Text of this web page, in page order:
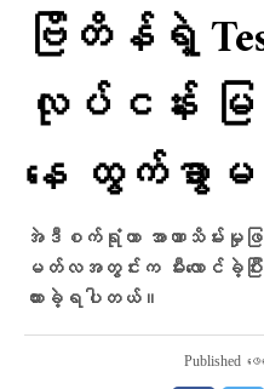
ဗြိတိန်ရဲ့
လုပ်ငန်း
နေ ထွက်ခွာ
အဲဒီစက်ရုံဟာ အာဏာသိမ်း
မတ်လအတွင်းက မီးလောင်ခဲ့
ထားခဲ့ရပါတယ်။
Published ဖ